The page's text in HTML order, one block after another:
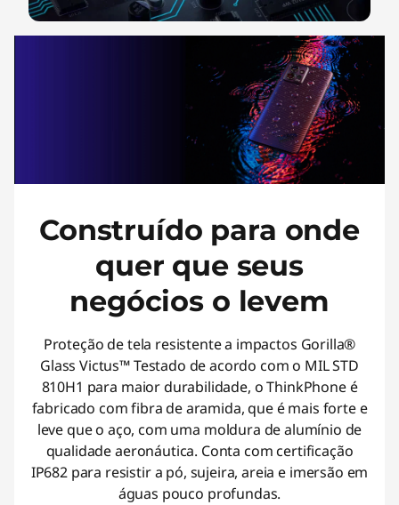
Construído para onde
quer que seus
negócios o levem
Proteção de tela resistente a impactos Gorilla®
Glass Victus™ Testado de acordo com o MIL STD
810H1 para maior durabilidade, o ThinkPhone é
fabricado com fibra de aramida, que é mais forte e
leve que o aço, com uma moldura de alumínio de
qualidade aeronáutica. Conta com certificação
IP682 para resistir a pó, sujeira, areia e imersão em
águas pouco profundas.